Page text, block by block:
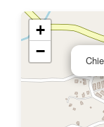
+
−